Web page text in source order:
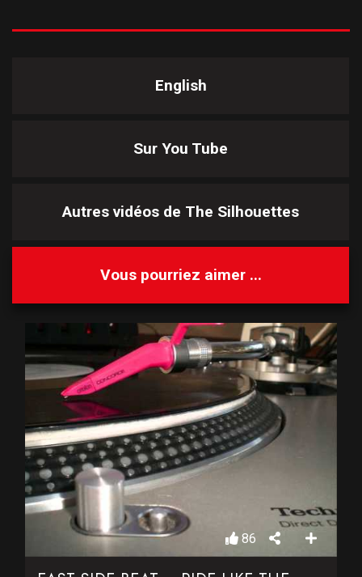
English
Sur You Tube
Autres vidéos de The Silhouettes
Vous pourriez aimer ...
86